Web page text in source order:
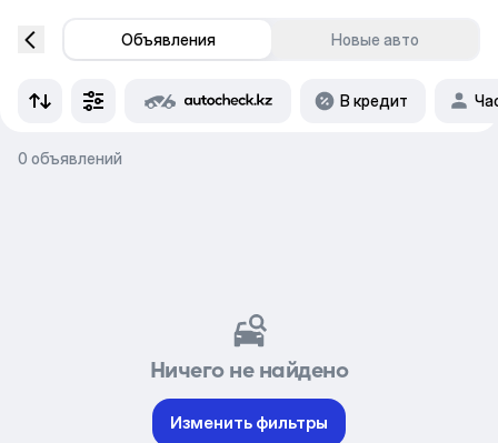
Объявления Новые авто
В кредит
0 объявлений
Ничего не найдено
Изменить фильтры